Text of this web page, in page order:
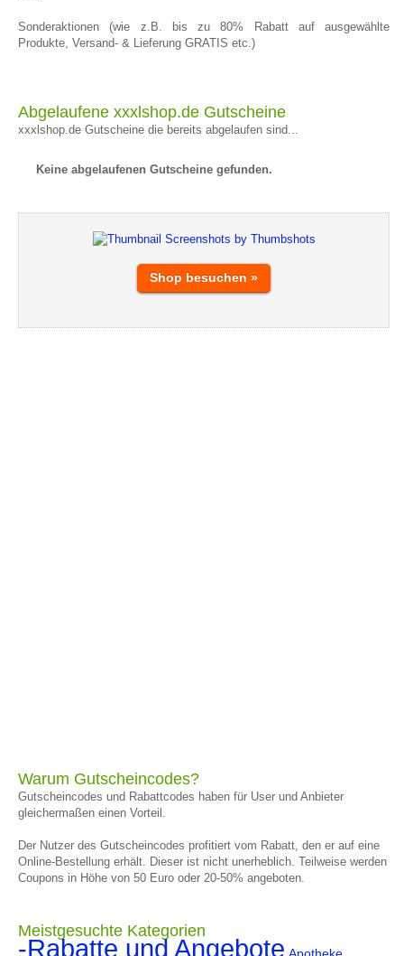
Sonderaktionen (wie z.B. bis zu 80% Rabatt auf ausgewählte
Produkte, Versand- & Lieferung GRATIS etc.)
Abgelaufene xxxlshop.de Gutscheine
xxxlshop.de Gutscheine die bereits abgelaufen sind...
Keine abgelaufenen Gutscheine gefunden.
Shop besuchen »
Warum Gutscheincodes?
Gutscheincodes und Rabattcodes haben für User und Anbieter
gleichermaßen einen Vorteil.
Der Nutzer des Gutscheincodes profitiert vom Rabatt, den er auf eine
Online-Bestellung erhält. Dieser ist nicht unerheblich. Teilweise werden
Coupons in Höhe von 50 Euro oder 20-50% angeboten.
Meistgesuchte Kategorien
-Rabatte und Angebote